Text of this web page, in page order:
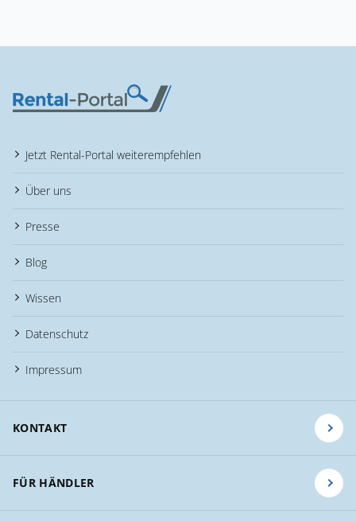
Jetzt Rental-Portal weiterempfehlen
Über uns
Presse
Blog
Wissen
Datenschutz
Impressum
KONTAKT
FÜR HÄNDLER